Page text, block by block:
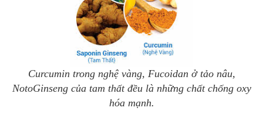
Curcumin trong nghệ vàng, Fucoidan ở tảo nâu,
NotoGinseng của tam thất đều là những chất chống oxy
hóa mạnh.